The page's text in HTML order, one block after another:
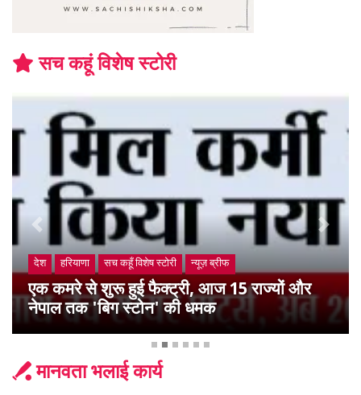
सच कहूं विशेष स्टोरी
देश हरियाणा सच कहूँ विशेष स्टोरी न्यूज़ ब्रीफ
एक कमरे से शुरू हुई फैक्ट्री, आज 15 राज्यों और
नेपाल तक 'बिग स्टोन' की धमक
Previous Next
मानवता भलाई कार्य